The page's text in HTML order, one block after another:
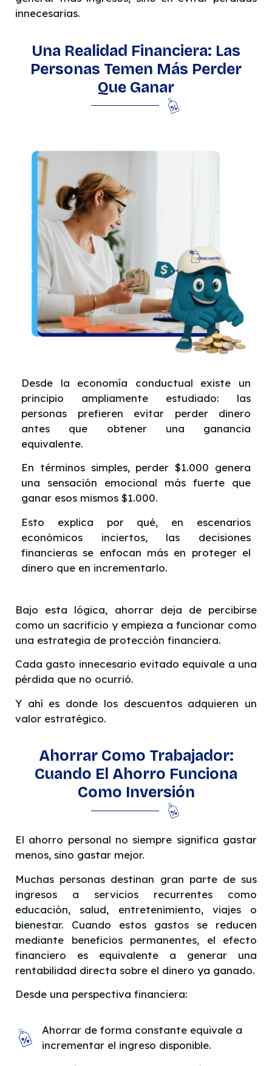
innecesarias.
Una Realidad Financiera: Las
Personas Temen Más Perder
Que Ganar
Desde la economía conductual existe un
principio ampliamente estudiado: las
personas prefieren evitar perder dinero
antes que obtener una ganancia
equivalente.
En términos simples, perder $1.000 genera
una sensación emocional más fuerte que
ganar esos mismos $1.000.
Esto explica por qué, en escenarios
económicos inciertos, las decisiones
financieras se enfocan más en proteger el
dinero que en incrementarlo.
Bajo esta lógica, ahorrar deja de percibirse
como un sacrificio y empieza a funcionar como
una estrategia de protección financiera.
Cada gasto innecesario evitado equivale a una
pérdida que no ocurrió.
Y ahí es donde los descuentos adquieren un
valor estratégico.
Ahorrar Como Trabajador:
Cuando El Ahorro Funciona
Como Inversión
El ahorro personal no siempre significa gastar
menos, sino gastar mejor.
Muchas personas destinan gran parte de sus
ingresos a servicios recurrentes como
educación, salud, entretenimiento, viajes o
bienestar. Cuando estos gastos se reducen
mediante beneficios permanentes, el efecto
financiero es equivalente a generar una
rentabilidad directa sobre el dinero ya ganado.
Desde una perspectiva financiera:
Ahorrar de forma constante equivale a
incrementar el ingreso disponible.